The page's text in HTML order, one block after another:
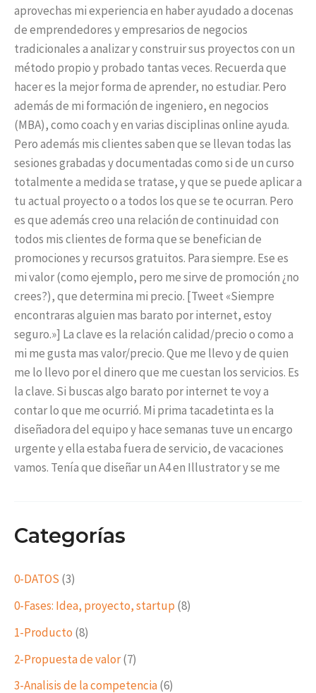
aprovechas mi experiencia en haber ayudado a docenas
de emprendedores y empresarios de negocios
tradicionales a analizar y construir sus proyectos con un
método propio y probado tantas veces. Recuerda que
hacer es la mejor forma de aprender, no estudiar. Pero
además de mi formación de ingeniero, en negocios
(MBA), como coach y en varias disciplinas online ayuda.
Pero además mis clientes saben que se llevan todas las
sesiones grabadas y documentadas como si de un curso
totalmente a medida se tratase, y que se puede aplicar a
tu actual proyecto o a todos los que se te ocurran. Pero
es que además creo una relación de continuidad con
todos mis clientes de forma que se benefician de
promociones y recursos gratuitos. Para siempre. Ese es
mi valor (como ejemplo, pero me sirve de promoción ¿no
crees?), que determina mi precio. [Tweet «Siempre
encontraras alguien mas barato por internet, estoy
seguro.»] La clave es la relación calidad/precio o como a
mi me gusta mas valor/precio. Que me llevo y de quien
me lo llevo por el dinero que me cuestan los servicios. Es
la clave. Si buscas algo barato por internet te voy a
contar lo que me ocurrió. Mi prima tacadetinta es la
diseñadora del equipo y hace semanas tuve un encargo
urgente y ella estaba fuera de servicio, de vacaciones
vamos. Tenía que diseñar un A4 en Illustrator y se me
Categorías
0-DATOS (3)
0-Fases: Idea, proyecto, startup (8)
1-Producto (8)
2-Propuesta de valor(7)
3-Analisis de la competencia(6)